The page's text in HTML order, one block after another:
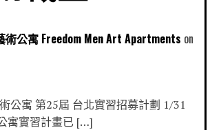
術公寓 Freedom Men Art Apartments
公寓 第25屆 台北實習招募計劃 1/31
寓實習計畫已 […]